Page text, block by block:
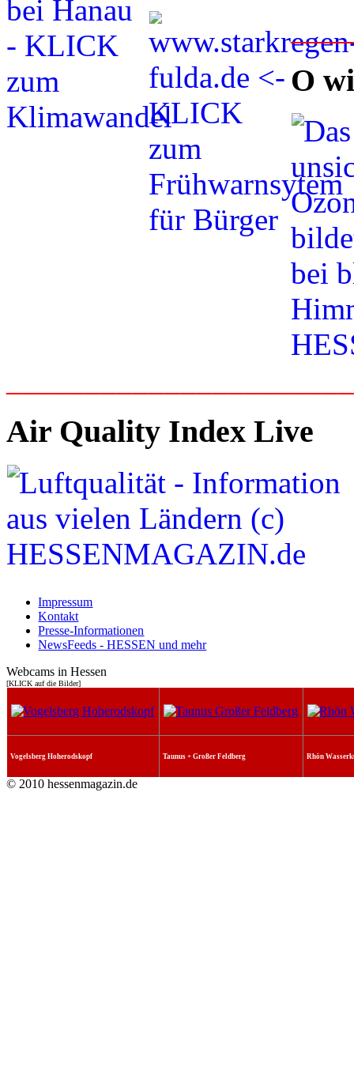
O
Air Quality Index Live
Impressum
Kontakt
Presse-Informationen
NewsFeeds - HESSEN und mehr
Webcams in Hessen
[KLICK auf die Bilder]
Vogelsberg Hoherodskopf Taunus + Großer Feldberg Rhön
© 2010 hessenmagazin.de